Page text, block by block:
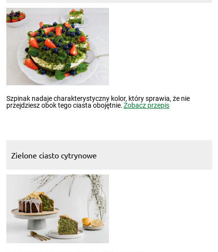
Szpinak nadaje charakterystyczny kolor, który sprawia, że nie
przejdziesz obok tego ciasta obojętnie.Zobacz przepis
Zielone ciasto cytrynowe